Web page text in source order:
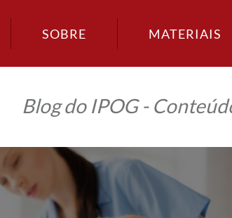
SOBRE MATERIAIS
Blog do IPOG -